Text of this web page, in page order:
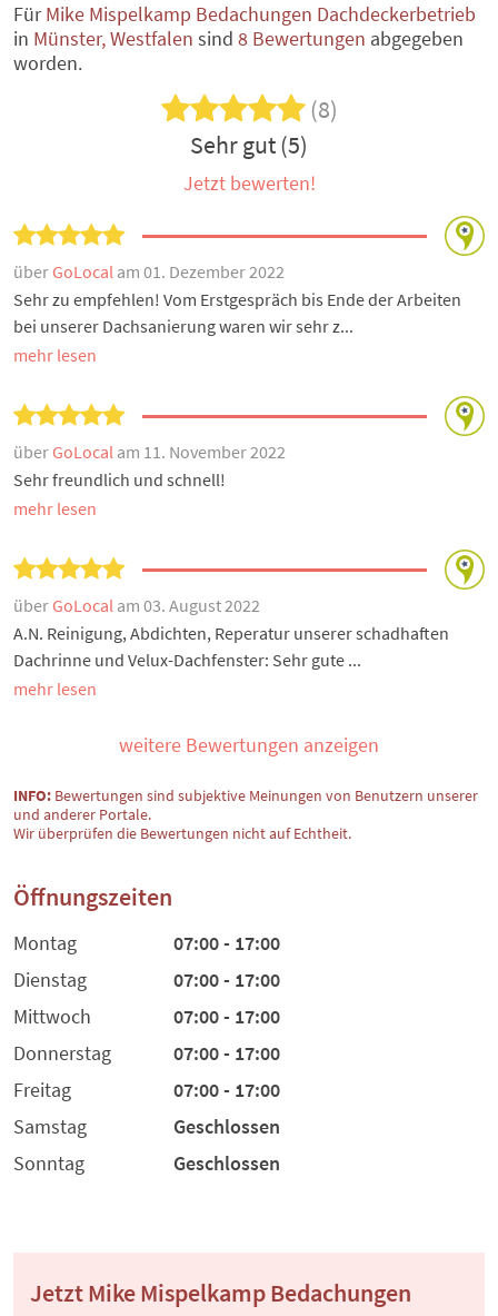
FürMike Mispelkamp Bedachungen Dachdeckerbetrieb
in Münster, Westfalen sind 8 Bewertungen abgegeben
worden.
(8)
Sehr gut (5)
Jetzt bewerten!
über GoLocal am 01. Dezember 2022
Sehr zu empfehlen! Vom Erstgespräch bis Ende der Arbeiten
bei unserer Dachsanierung waren wir sehr z...
mehr lesen
über GoLocal am 11. November 2022
Sehr freundlich und schnell!
mehr lesen
über GoLocal am 03. August 2022
A.N. Reinigung, Abdichten, Reperatur unserer schadhaften
Dachrinne und Velux-Dachfenster: Sehr gute ...
mehr lesen
weitere Bewertungen anzeigen
INFO: Bewertungen sind subjektive Meinungen von Benutzern unserer
und anderer Portale.
Wir überprüfen die Bewertungen nicht auf Echtheit.
Öffnungszeiten
Montag
07:00 - 17:00
Dienstag
07:00 - 17:00
Mittwoch
07:00 - 17:00
Donnerstag
07:00 - 17:00
Freitag
07:00 - 17:00
Samstag
Geschlossen
Sonntag
Geschlossen
Jetzt Mike Mispelkamp Bedachungen